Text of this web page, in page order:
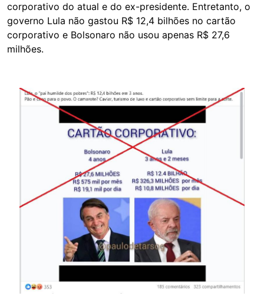
corporativo do atual e do ex-presidente. Entretanto, o
governo Lula não gastou R$ 12,4 bilhões no cartão
corporativo e Bolsonaro não usou apenas R$ 27,6
milhões.
Image